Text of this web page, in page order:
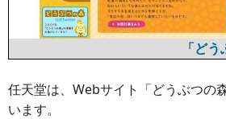
「ど
任天堂は、Webサイト「どうぶつの
います。